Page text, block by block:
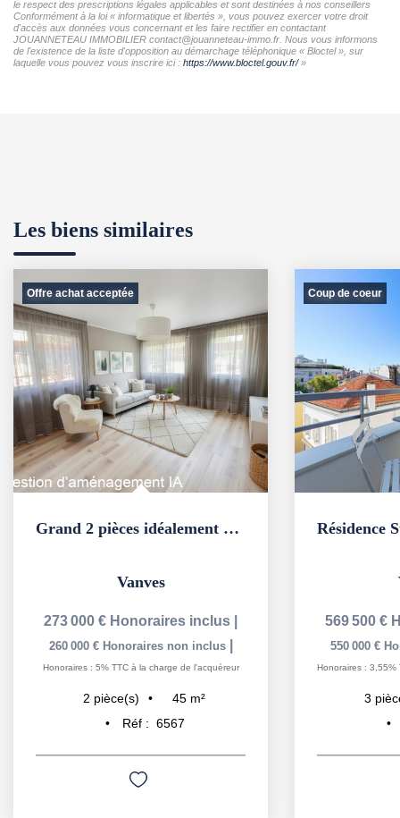
le respect des prescriptions légales applicables et sont destinées à nos conseillers
Conformément à la loi « informatique et libertés », vous pouvez exercer votre droit
d'accès aux données vous concernant et les faire rectifier en contactant
JOUANNETEAU IMMOBILIER contact@jouanneteau-immo.fr. Nous vous informons
de l'existence de la liste d'opposition au démarchage téléphonique « Bloctel », sur
laquelle vous pouvez vous inscrire ici : https://www.bloctel.gouv.fr/»
Les biens similaires
Offre achat acceptée
Grand 2 pièces idéalement placé en coeur de ville avec cave...
Vanves
273 000 € Honoraires inclus
260 000 € Honoraires non inclus
Honoraires : 5% TTC à la charge de l'acquéreur
2 pièce(s) 45 m²
Réf : 6567
Coup de coeur
569 500 €
550 000 €
Honoraires : 3,55%
3